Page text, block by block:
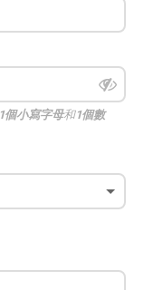
1個小寫字母和1個數